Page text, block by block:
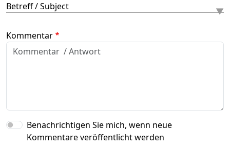
Betreff / Subject
Kommentar
Benachrichtigen Sie mich, wenn neue
Kommentare veröffentlicht werden